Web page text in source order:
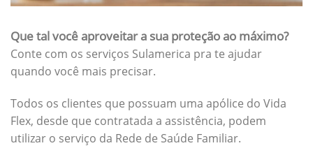
Que tal você aproveitar a sua proteção ao máximo?
Conte com os serviços Sulamerica pra te ajudar
quando você mais precisar.
Todos os clientes que possuam uma apólice do Vida
Flex, desde que contratada a assistência, podem
utilizar o serviço da Rede de Saúde Familiar.